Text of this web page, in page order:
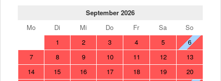
September 2026
Mo
Di Mi Do Fr Sa
So
1
2 3 4 5
6
7
8 9 10 11 12
13
14
15 16 17 18 19
20